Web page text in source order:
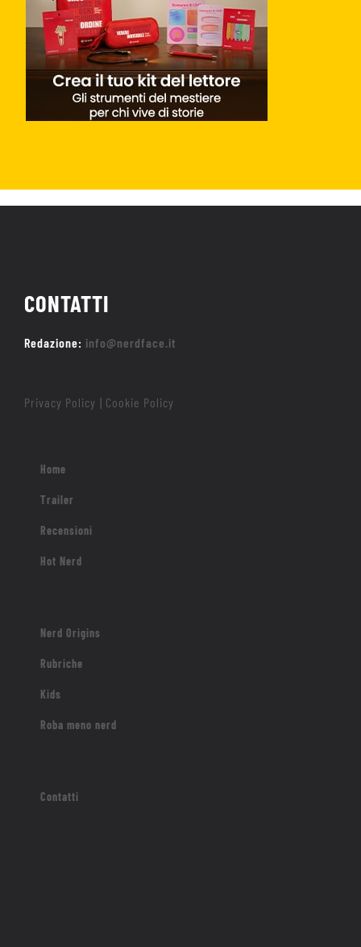
CONTATTI
Redazione: info@nerdface.it
Privacy Policy Cookie Policy
Home
Trailer
Recensioni
Hot Nerd
Nerd Origins
Rubriche
Kids
Roba meno nerd
Contatti